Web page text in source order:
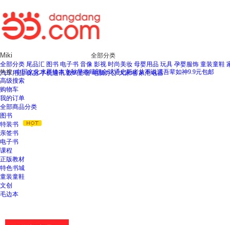
全部分类
全部分类 尾品汇 图书 电子书 音像 影视 时尚美妆 母婴用品 玩具 孕婴服饰 童装童鞋
汽车用品 食品 手机通讯 数码影音 电脑办公 大家电 家用电器
热搜:中国文化水墨绘本立秋早春晴朗全球通史死者从不说谎吾辈如神9.9元包邮
高级搜索
购物车
我的订单
全部商品分类
图书
特装书
亲签书
电子书
课程
正版教材
特色书城
童装童鞋
文创
毛边本
窗
口
打
开
障
碍
说
明
页
面,
按
Ctrl
加
波
浪
键
打
开
导
盲
模